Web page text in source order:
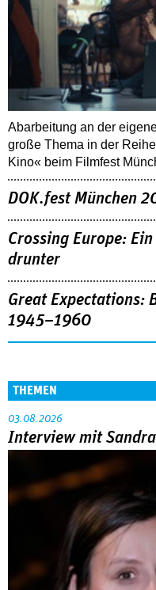
Abarbeitung an der
große Thema in der
Kino« beim Filmfest
DOK.fest München
Crossing Europe:
drunter
Great Expectations:
1945–1960
THEMEN
03.08.2026
Interview mit